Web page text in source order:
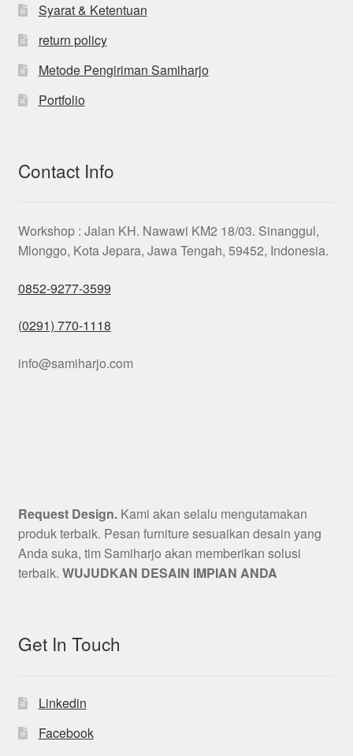
Syarat & Ketentuan
return policy
Metode Pengiriman Samiharjo
Portfolio
Contact Info
Workshop : Jalan KH. Nawawi KM2 18/03. Sinanggul,
Mlonggo, Kota Jepara, Jawa Tengah, 59452, Indonesia.
0852-9277-3599
(0291) 770-1118
info@samiharjo.com
Request Design.Kami akan selalu mengutamakan
produk terbaik. Pesan furniture sesuaikan desain yang
Anda suka, tim Samiharjo akan memberikan solusi
terbaik. WUJUDKAN DESAIN IMPIAN ANDA
Get In Touch
Linkedin
Facebook